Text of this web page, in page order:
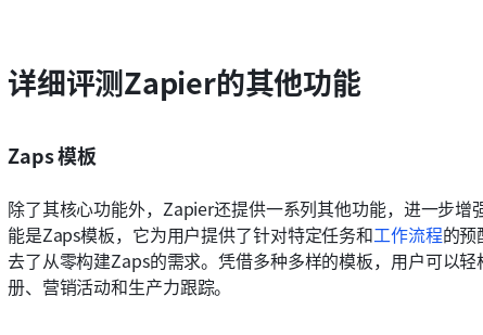
详细评测Zapier的其他功能
Zaps 模板
除了其核心功能外，Zapier还提供一系列其他功能，进一步
能是Zaps模板，它为用户提供了针对特定任务和工作流程的
去了从零构建Zaps的需求。凭借多种多样的模板，用户可以
册、营销活动和生产力跟踪。